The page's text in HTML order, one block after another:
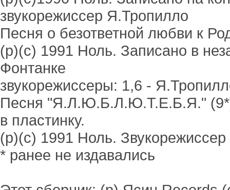
звукорежиссер Я.Тропилло
Песня о безответной любви к
(р)(с) 1991 Ноль. Записано в
Фонтанке
звукорежиссеры: 1,6 -
Песня "Я.Л.Ю.Б.Л.Ю.Т.Е.Б.Я." (9*)
в пластинку.
(р)(с) 1991 Ноль.
* ранее не издавались